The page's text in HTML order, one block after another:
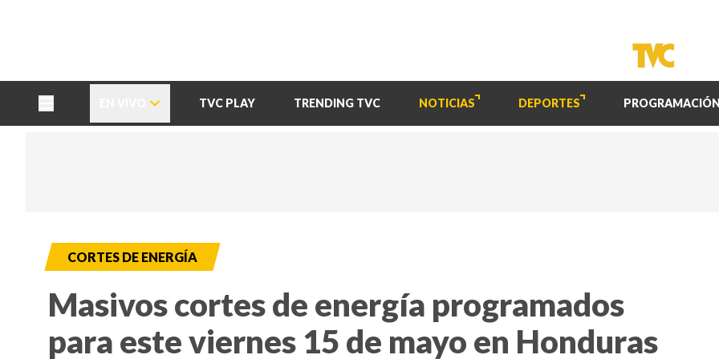
TVC PLAY TRENDING TVC NOTICIAS DEPORTES PROGRAMACIÓN
CORTES DE ENERGÍA
Masivos cortes de energía programados
para este viernes 15 de mayo en Honduras